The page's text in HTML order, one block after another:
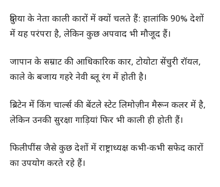
दुनिया के नेता काली कारों में क्यों चलते हैं: हालांकि 90% देशों
में यह परंपरा है, लेकिन कुछ अपवाद भी मौजूद हैं।
जापान के सम्राट की आधिकारिक कार, टोयोटा सेंचुरी रॉयल,
काले के बजाय गहरे नेवी ब्लू रंग में होती है।
ब्रिटेन में किंग चार्ल्स की बेंटले स्टेट लिमोज़ीन मैरून कलर में है,
लेकिन उनकी सुरक्षा गाड़ियां फिर भी काली ही होती हैं।
फिलीपींस जैसे कुछ देशों में राष्ट्राध्यक्ष कभी-कभी सफेद कारों
का उपयोग करते रहे हैं।